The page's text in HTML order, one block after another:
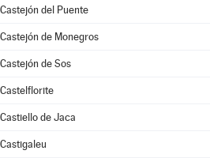
Castejón del Puente
Castejón de Monegros
Castejón de Sos
Castelflorite
Castiello de Jaca
Castigaleu